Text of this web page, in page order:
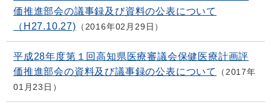
価推進部会の議事録及び資料の公表について
（H27.10.27)
2016年02月29日
平成28年度第１回高知県医療審議会保健医療計画評
価推進部会の資料及び議事録の公表について
2017年
01月23日